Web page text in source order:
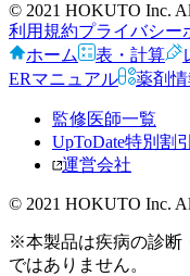
© 2021 HOKUTO Inc.
利用規約プライバシー
ホーム
表・計算
ERマニュアル
薬剤情
監修医師一覧
UpToDate特別割引
運営会社
© 2021 HOKUTO Inc.
※本製品は疾病の診断
ではありません。